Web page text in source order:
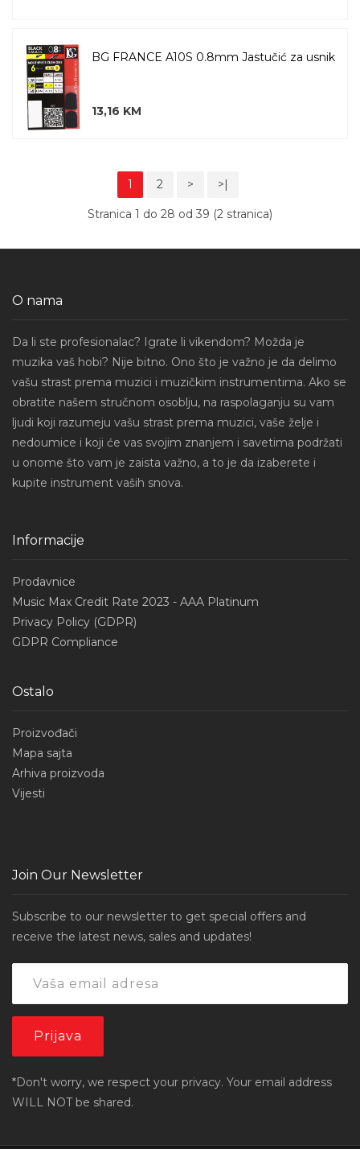
BG FRANCE A10S 0.8mm Jastučić za usnik
13,16 KM
1 2 > >|
Stranica 1 do 28 od 39 (2 stranica)
O nama
Da li ste profesionalac? Igrate li vikendom? Možda je
muzika vaš hobi? Nije bitno. Ono što je važno je da delimo
vašu strast prema muzici i muzičkim instrumentima. Ako se
obratite našem stručnom osoblju, na raspolaganju su vam
ljudi koji razumeju vašu strast prema muzici, vaše želje i
nedoumice i koji će vas svojim znanjem i savetima podržati
u onome što vam je zaista važno, a to je da izaberete i
kupite instrument vaših snova.
Informacije
Prodavnice
Music Max Credit Rate 2023 - AAA Platinum
Privacy Policy (GDPR)
GDPR Compliance
Ostalo
Proizvođači
Mapa sajta
Arhiva proizvoda
Vijesti
Join Our Newsletter
Subscribe to our newsletter to get special offers and
receive the latest news, sales and updates!
*Don't worry, we respect your privacy. Your email address
WILL NOT be shared.